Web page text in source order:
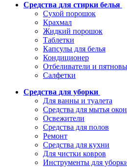
Средства для стирки белья
Сухой порошок
Крахмал
Жидкий порошок
Таблетки
Капсулы для белья
Кондиционер
Отбеливатели и
Салфетки
Средства для уборки
Для ванны и туалета
Средства для мытья окон
Освежители
Средства для полов
Ремонт
Средства для кухни
Для чистки ковров
Инструменты для